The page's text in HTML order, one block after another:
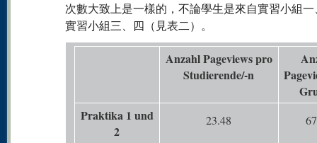
次數大致上是一樣的，不論學生是來自實習小組
實習小組三、四（見表二）。
Anzahl Pageviews pro
Studierende/-n
Praktika 1 und
2
23.48